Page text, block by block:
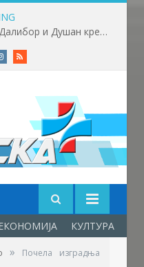
Бициклима до Хиландара – Далибор и Душан кренули на ходочашће дуго 400 километара
Instagram
RSS
КУЛТУРА
»
Почела изградња